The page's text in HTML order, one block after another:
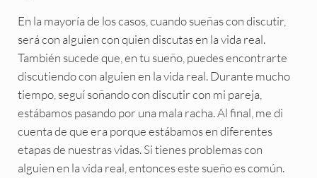
En la mayoría de los casos, cuando sueñas con discutir,
será con alguien con quien discutas en la vida real.
También sucede que, en tu sueño, puedes encontrarte
discutiendo con alguien en la vida real. Durante mucho
tiempo, seguí soñando con discutir con mi pareja,
estábamos pasando por una mala racha. Al final, me di
cuenta de que era porque estábamos en diferentes
etapas de nuestras vidas. Si tienes problemas con
alguien en la vida real, entonces este sueño es común.